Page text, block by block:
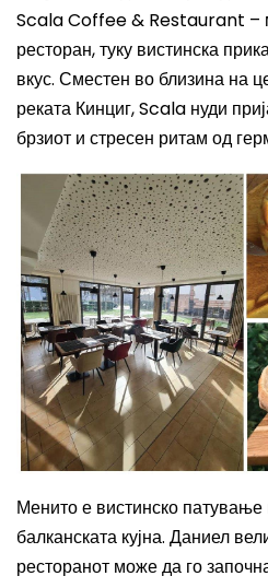
Scala Coffee & Restaurant –
ресторан, туку вистинска
вкус. Сместен во близина на
реката Кинциг, Scala нуди
брзиот и стресен ритам од
Менито е вистинско патување
балканската кујна. Даниел
ресторанот може да го